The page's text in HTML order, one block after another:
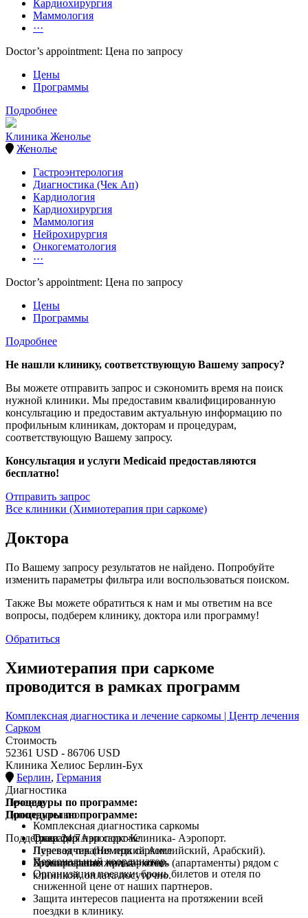
Кардиохирургия
Маммология
···
Doctor’s appointment: Цена по запросу
Цены
Программы
Подробнее
Клиника Женолье
Женолье
Гастроэнтерология
Диагностика (Чек Ап)
Кардиология
Кардиохирургия
Маммология
Нейрохирургия
Онкогематология
···
Doctor’s appointment: Цена по запросу
Цены
Программы
Подробнее
Не нашли клинику, соответствующую Вашему запросу?
Вы можете отправить запрос и сэкономить время на поиск
нужной клиники. Мы предоставим квалифицированную
консультацию и предоставим актуальную информацию по
профильным клиникам, докторам и процедурам,
соответствующую Вашему запросу.
Консультация и услуги Medicaid предоставляются
бесплатно!
Отправить запрос
Все клиники (Химиотерапия при саркоме)
Доктора
По Вашему запросу результатов не найдено. Попробуйте
изменить параметры фильтра или воспользоваться поиском.
Также Вы можете обратиться к нам и мы ответим на все
вопросы, подберем клинику, доктора или программу!
Обратиться
Химиотерапия при саркоме
проводится в рамках программ
Комплексная диагностика и лечение саркомы | Центр лечения
Сарком
Стоимость
52361 USD - 86706 USD
Клиника Хелиос Берлин-Бух
Берлин, Германия
Диагностика
Процедуры по программе:
Комплексная диагностика саркомы
Лечение
Процедуры по программе:
Операция при саркоме
Лучевая терапия при саркоме
Химиотерапия при саркоме
Дополнительно
Трансфер Аэропорт-Клиника- Аэропорт.
Переводчик (Немецкий Английский, Арабский).
Бронирование жилья – отель (апартаменты) рядом с
клиникой, оплата посуточно.
Поддержка 24/7
Персональный координатор.
Организация поездки: бронь билетов и отеля по
сниженной цене от наших партнеров.
Защита интересов пациента на протяжении всей
поездки в клинику.